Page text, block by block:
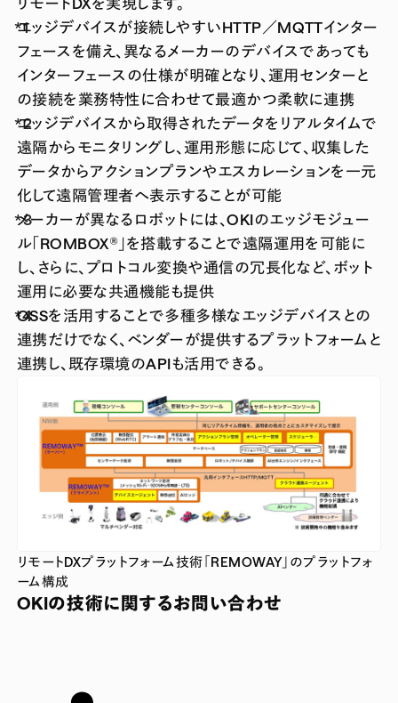
エッジデバイスが接続しやすいHTTP／MQTTインター
フェースを備え、異なるメーカーのデバイスであっても
インターフェースの仕様が明確となり、運用センターと
の接続を業務特性に合わせて最適かつ柔軟に連携
エッジデバイスから取得されたデータをリアルタイムで
遠隔からモニタリングし、運用形態に応じて、収集した
データからアクションプランやエスカレーションを一元
化して遠隔管理者へ表示することが可能
メーカーが異なるロボットには、OKIのエッジモジュー
ル「ROMBOX®」を搭載することで遠隔運用を可能に
し、さらに、プロトコル変換や通信の冗長化など、ボット
運用に必要な共通機能も提供
OSSを活用することで多種多様なエッジデバイスとの
連携だけでなく、ベンダーが提供するプラットフォームと
連携し、既存環境のAPIも活用できる。
リモートDXプラットフォーム技術「REMOWAY」のプラットフォ
ーム構成
OKIの技術に関するお問い合わせ